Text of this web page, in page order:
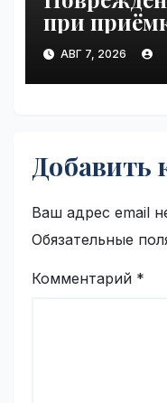
при
VseTime.ru
АВГ 7, 2026
Добавить
Ваш адрес email
Обязательные
Комментарий *